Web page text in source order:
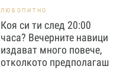
ЛЮБОПИТНО
Коя си ти след 20:00
часа? Вечерните навици
издават много повече,
отколкото предполагаш